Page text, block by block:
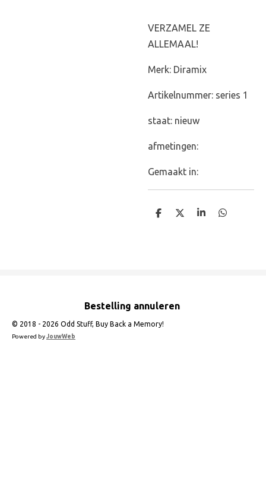
VERZAMEL ZE
ALLEMAAL!
Merk: Diramix
Artikelnummer: series 1
staat: nieuw
afmetingen:
Gemaakt in:
D
D
S
D
Bestelling annuleren
© 2018 - 2026 Odd Stuff, Buy Back a Memory!
Powered byJouwWeb